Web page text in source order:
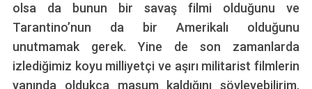
olsa da bunun bir savaş filmi olduğunu ve
Tarantino’nun da bir Amerikalı olduğunu
unutmamak gerek. Yine de son zamanlarda
izlediğimiz koyu milliyetçi ve aşırı militarist filmlerin
yanında oldukça masum kaldığını söyleyebilirim.